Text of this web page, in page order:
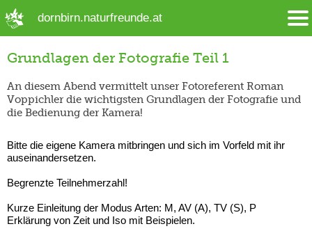
dornbirn.naturfreunde.at
Grundlagen der Fotografie Teil 1
An diesem Abend vermittelt unser Fotoreferent Roman
Voppichler die wichtigsten Grundlagen der Fotografie und
die Bedienung der Kamera!
Bitte die eigene Kamera mitbringen und sich im Vorfeld mit ihr
auseinandersetzen.
Begrenzte Teilnehmerzahl!
Kurze Einleitung der Modus Arten: M, AV (A), TV (S), P
Erklärung von Zeit und Iso mit Beispielen.